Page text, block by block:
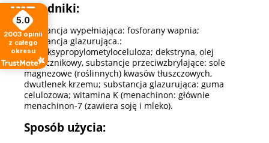
Składniki:
substancja wypełniająca: fosforany wapnia;
substancja glazurująca.:
hydroksypropylometyloceluloza; dekstryna, olej
słonecznikowy, substancje przeciwzbrylające: sole
magnezowe (roślinnych) kwasów tłuszczowych,
dwutlenek krzemu; substancja glazurująca: guma
celulozowa; witamina K (menachinon: głównie
menachinon-7 (zawiera soję i mleko).
Sposób użycia:
5.0
2003 opinii
z całego
okresu